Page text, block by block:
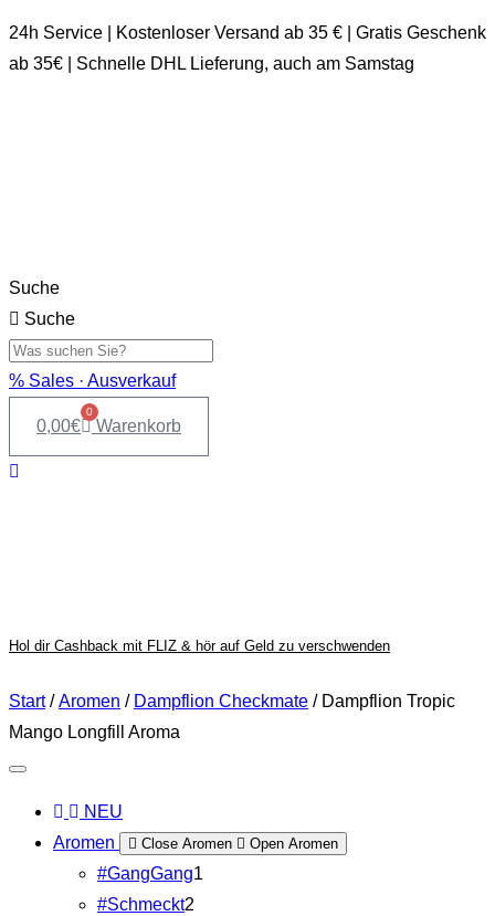
24h Service | Kostenloser Versand ab 35 € | Gratis Geschenk
ab 35€ | Schnelle DHL Lieferung, auch am Samstag
Suche
Suche
% Sales · Ausverkauf
0,00€
0
Warenkorb
Hol dir Cashback mit FLIZ & hör auf Geld zu verschwenden
Start/Aromen / Dampflion Checkmate / Dampflion Tropic
Mango Longfill Aroma
NEU
Aromen
Close Aromen Open Aromen
#GangGang1
#Schmeckt2